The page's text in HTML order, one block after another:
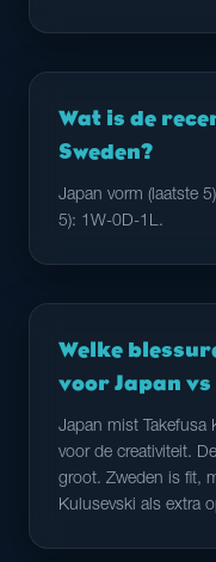
Wat is de
Sweden?
Japan vorm (laatste
5): 1W-0D-1L.
Welke
voor Japan vs
Japan mist Takefusa
voor de creativiteit.
groot. Zweden is fit,
Kulusevski als extra